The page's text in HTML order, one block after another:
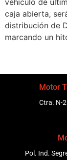
vehículo de
caja abierta,
distribución de
marcando un
Motor
Ctra. N-
Pol. Ind.